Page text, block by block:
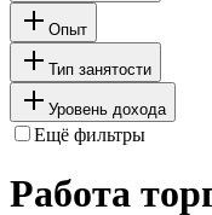
Опыт
Тип занятости
Уровень дохода
Ещё фильтры
Работа